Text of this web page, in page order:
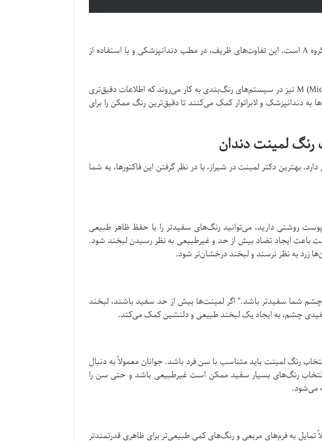
به طور کلی، سایه B معمولاً روشن‌تر و دارای ته رنگ زرد-قرمز کمتری نسبت به گروه A است. این تفاوت‌های ظریف، در مطب دندانپزشکی و با استفاده از
علاوه بر کدهای اصلی، گاهی کدهایی نظیر L (Lightness)، R (Redness) و M (Middle) نیز در سیستم‌های رنگ‌بندی به کار می‌روند که اطلاعات دقیق‌تری
به دندانپزشک و لابراتوار کمک می‌کنند تا دقیق‌ترین رنگ ممکن را برای
لمینت دندان
دکتر لمینت در شیراز، با در نظر گرفتن این فاکتورها، به شما
روشنی دارید، می‌توانید رنگ‌های سفیدتر را با حفظ ظاهر طبیعی
باعث ایجاد تضاد بیش از حد و غیرطبیعی به نظر رسیدن لبخند شود.
زرد به نظر نرسند و لبخند درخشان‌تر شود.
شما سفیدتر باشد.” اگر لمینت‌ها بیش از حد سفید باشند، لبخند
چشم، به ایجاد یک لبخند طبیعی و دلنشین کمک می‌کند.
رنگ لمینت باید متناسب با سن فرد باشد. جوانان معمولاً به دنبال
انتخاب رنگ‌های بسیار سفید ممکن است غیرطبیعی باشد و حتی سن را
می‌شود.
به فرم‌های مربعی و رنگ‌های کمی طبیعی‌تر برای ظاهری قدرتمندتر